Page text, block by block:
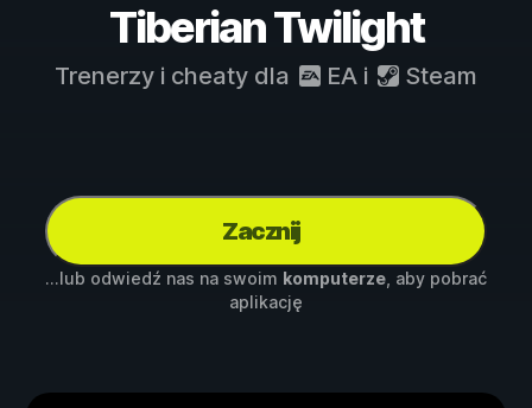
Tiberian Twilight
Trenerzy i cheaty dla EA i Steam
Zacznij
...lub odwiedź nas na swoim komputerze , aby pobrać
aplikację